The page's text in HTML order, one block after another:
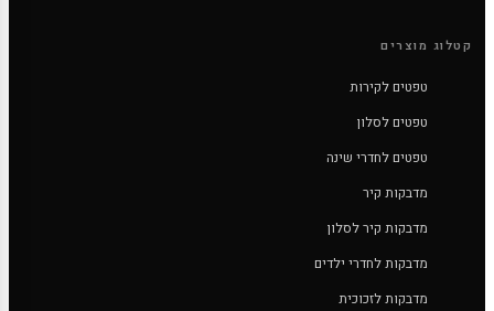
קטלוג מוצרים
טפטים לקירות
טפטים לסלון
טפטים לחדרי שינה
מדבקות קיר
מדבקות קיר לסלון
מדבקות לחדרי ילדים
מדבקות לזכוכית